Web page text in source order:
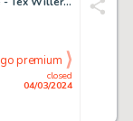
closed
04/03/2024
go premium